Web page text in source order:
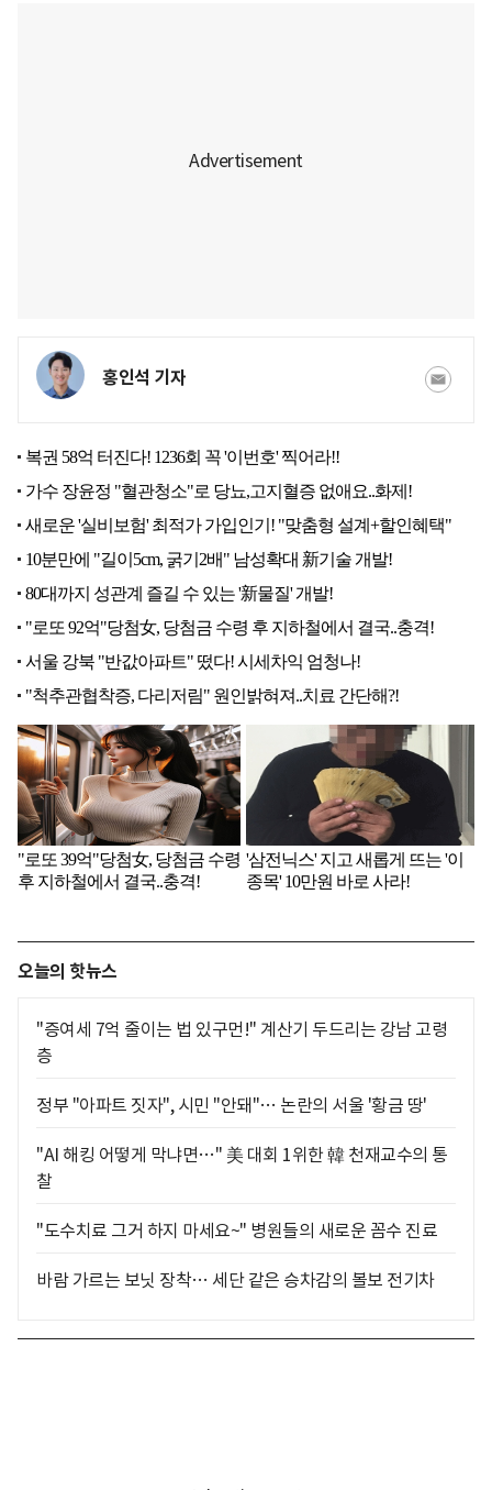
홍인석 기자
오늘의 핫뉴스
"증여세 7억 줄이는 법 있구먼!" 계산기 두드리는 강남 고령
층
정부 "아파트 짓자", 시민 "안돼"… 논란의 서울 '황금 땅'
"AI 해킹 어떻게 막냐면…" 美 대회 1위한 韓 천재교수의 통
찰
"도수치료 그거 하지 마세요~" 병원들의 새로운 꼼수 진료
바람 가르는 보닛 장착… 세단 같은 승차감의 볼보 전기차